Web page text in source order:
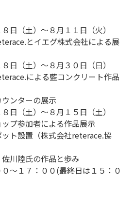
日（土）～８月１１日（火）
とイエグ株式会社による展
日（土）～８月３０日（日）
による藍コンクリート作品
ターの展示
日（土）～８月１５日（土）
プ参加者による作品展示
置（株式会社reterace.協
氏の作品と歩み
～１７：００(最終日は１５：０